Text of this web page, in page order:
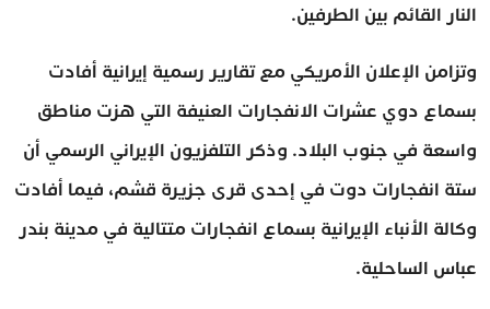
النار القائم بين الطرفين.
وتزامن الإعلان الأمريكي مع تقارير رسمية إيرانية أفادت
بسماع دوي عشرات الانفجارات العنيفة التي هزت مناطق
واسعة في جنوب البلاد. وذكر التلفزيون الإيراني الرسمي أن
ستة انفجارات دوت في إحدى قرى جزيرة قشم، فيما أفادت
وكالة الأنباء الإيرانية بسماع انفجارات متتالية في مدينة بندر
عباس الساحلية.